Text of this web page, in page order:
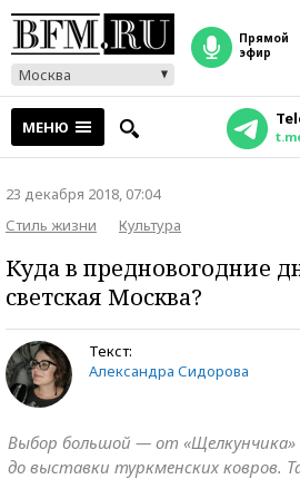
Москва
прямой
эфир
МЕНЮ
23 декабря 2018, 07:04
Стиль жизни
Культура
Куда в предновогодние
светская Москва?
Текст:
Александра Сидорова
Выбор большой — от «Щелкунчика»
до выставки туркменских ковров.